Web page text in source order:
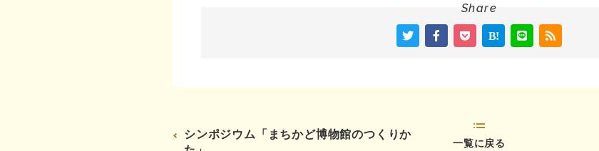
Share
シンポジウム「まちかど博物館のつくりか
一覧に戻る